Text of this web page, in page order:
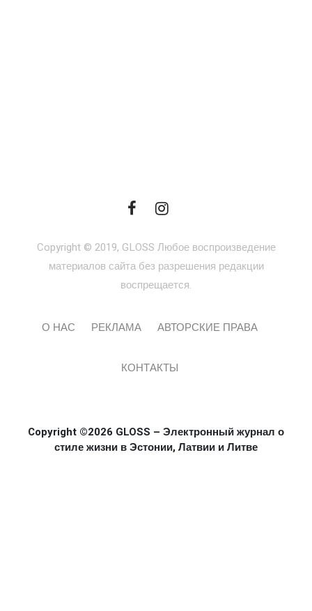
Copyright © 2019, GLOSS Любое воспроизведение
материалов сайта без разрешения редакции
воспрещается.
О НАС РЕКЛАМА АВТОРСКИЕ ПРАВА
КОНТАКТЫ
Copyright ©2026 GLOSS – Электронный журнал о
стиле жизни в Эстонии, Латвии и Литве